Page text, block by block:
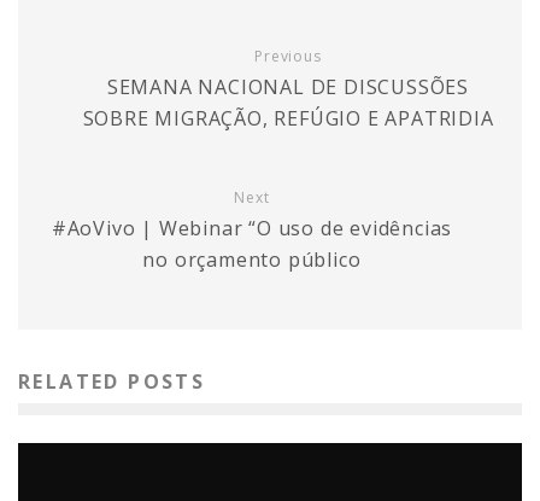
Previous
SEMANA NACIONAL DE DISCUSSÕES
SOBRE MIGRAÇÃO, REFÚGIO E APATRIDIA
Next
#AoVivo | Webinar “O uso de evidências
no orçamento público
RELATED POSTS